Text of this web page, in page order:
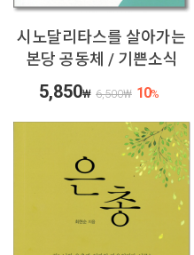
시노달리타스를 살아가는
본당 공동체 / 기쁜소식
5,850₩ 6,500₩ 10%